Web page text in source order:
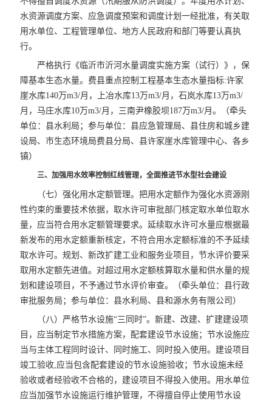
水资源调度方案、应急调度预案和调度计划一经批准，有关取
用水单位、工程管理单位、地方人民政府和部门等要认真执
行。
严格执行《临沂市沂河水量调度实施方案（试行）》，保
障基本生态水量。费县重点控制工程基本生态水量指标:许家
崖水库140万m3/月，上冶水库13万m3/月，石岚水库13万m3/
月，马庄水库10万m3/月，三南尹橡胶坝187万m3/月。（牵头
单位：县水利局；参与单位：县应急管理局、县住房和城乡建
设局、市生态环境局费县分局、县许家崖水库管理中心、各乡
镇）
三、加强用水效率控制红线管理，全面推进节水型社会建设
（七）强化用水定额管理。把用水定额作为强化水资源刚
性约束的重要技术依据，取水许可审批部门核定取水单位取水
量，应当符合用水定额管理要求。延续取水许可水量应根据最
新发布的用水定额重新核定，不符合用水定额标准的不予延续
取水许可。规划、新改扩建工业和服务业项目，节水评价要采
取用水定额先进值。对超过用水定额核算取水量和供水量的规
划和建设项目，不予通过节水评价审查。（牵头单位：县行政
审批服务局；参与单位：县水利局、县和源水务有限公司）
（八）严格节水设施“三同时”。新建、改建、扩建建设项
目，应当制定节水措施方案，配套建设节水设施；节水设施应
当与主体工程同时设计、同时施工、同时投入使用。建设项目
竣工验收,应当包含配套建设的节水设施验收；节水设施未经
验收或者经验收不合格的，建设项目不得投入使用。用水单位
应当加强节水设施运行维护管理，不得擅自停止使用节水设